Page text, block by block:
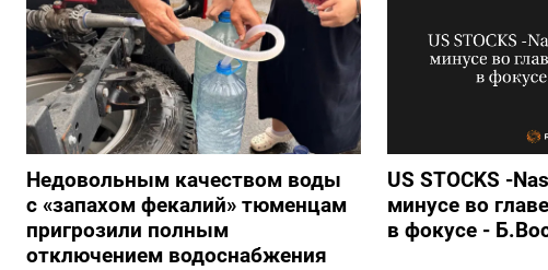
Недовольным качеством воды
с «запахом фекалий» тюменцам
пригрозили полным
отключением водоснабжения
US STOCKS -
минусе во
в фокусе -